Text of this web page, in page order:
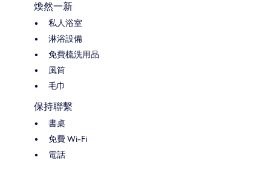
煥然一新
私人浴室
淋浴設備
免費梳洗用品
風筒
毛巾
保持聯繫
書桌
免費 Wi-Fi
電話